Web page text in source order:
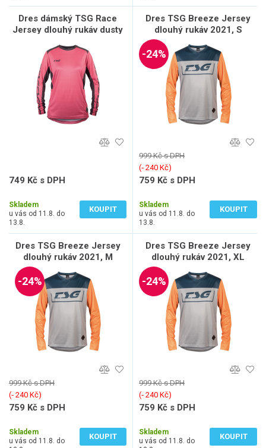
Dres dámský TSG Race
Jersey dlouhý rukáv dusty
749 Kč s DPH
Skladem
u vás od 11.8. do
13.8.
KOUPIT
Dres TSG Breeze Jersey
dlouhý rukáv 2021, S
-24%
999 Kč s DPH
(‐ 240 Kč)
759 Kč s DPH
Skladem
u vás od 11.8. do
13.8.
KOUPIT
Dres TSG Breeze Jersey
dlouhý rukáv 2021, M
-24%
999 Kč s DPH
(‐ 240 Kč)
759 Kč s DPH
Skladem
u vás od 11.8. do
KOUPIT
Dres TSG Breeze Jersey
dlouhý rukáv 2021, XL
-24%
999 Kč s DPH
(‐ 240 Kč)
759 Kč s DPH
Skladem
u vás od 11.8. do
KOUPIT